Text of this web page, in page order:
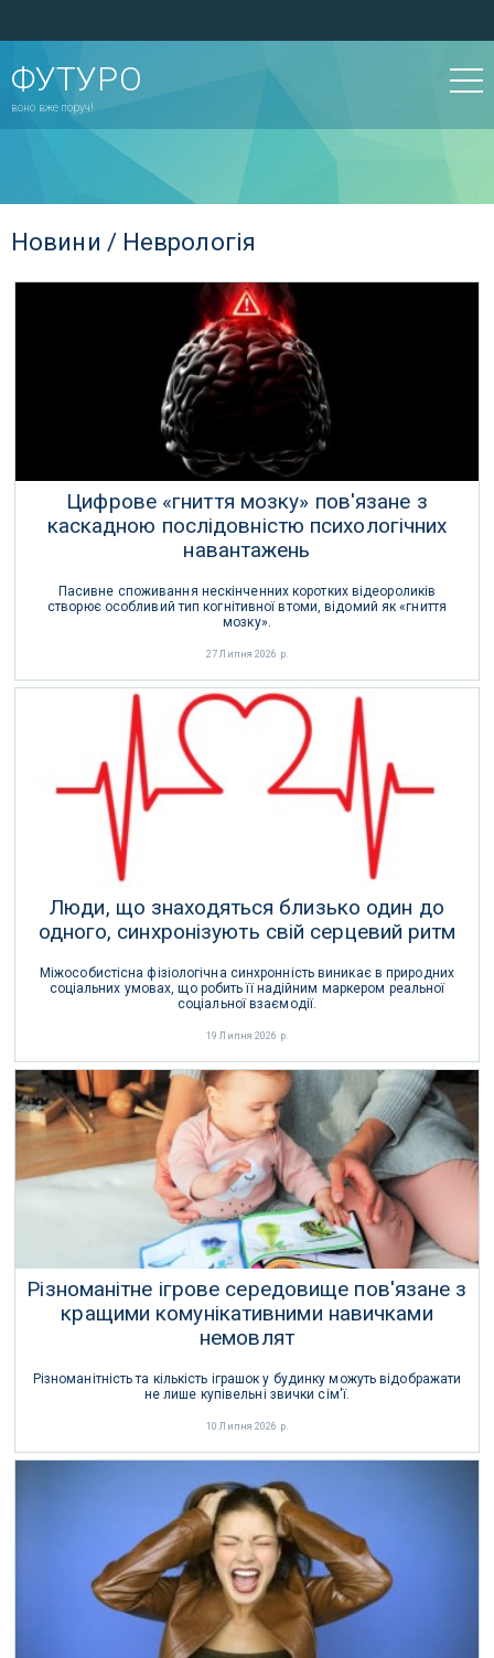
ФУТУРО
воно вже поруч!
Новини / Неврологія
Цифрове «гниття мозку» пов'язане з
каскадною послідовністю психологічних
навантажень
Пасивне споживання нескінченних коротких відеороликів
створює особливий тип когнітивної втоми, відомий як «гниття
мозку».
27 Липня 2026 р.
Люди, що знаходяться близько один до
одного, синхронізують свій серцевий ритм
Міжособистісна фізіологічна синхронність виникає в природних
соціальних умовах, що робить її надійним маркером реальної
соціальної взаємодії.
19 Липня 2026 р.
Різноманітне ігрове середовище пов'язане з
кращими комунікативними навичками
немовлят
Різноманітність та кількість іграшок у будинку можуть відображати
не лише купівельні звички сім'ї.
10 Липня 2026 р.